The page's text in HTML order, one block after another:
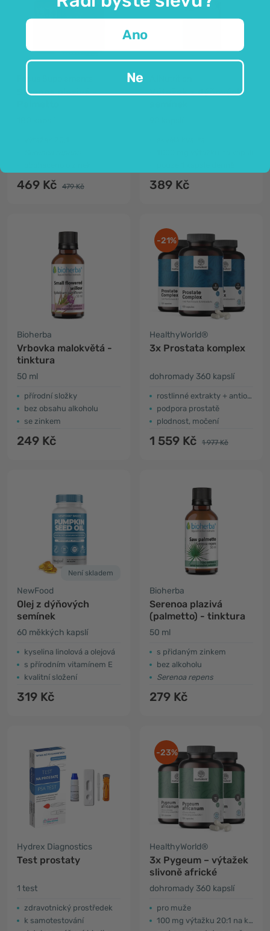
Serenoa plazivá -
469 Kč 479 Kč
Výtažek z dýňových
389 Kč
Bioherba
Vrbovka malokvětá -
tinktura
50 ml
přírodní složky
bez obsahu alkoholu
se zinkem
249 Kč
-21%
HealthyWorld®
3x Prostata komplex
dohromady 360 kapslí
rostlinné extrakty + antioxidanty
podpora prostatě
plodnost, močení
1 559 Kč 1 977 Kč
Není skladem
NewFood
Olej z dýňových
semínek
60 měkkých kapslí
kyselina linolová a olejová
s přírodním vitamínem E
kvalitní složení
319 Kč
Bioherba
Serenoa plazivá
(palmetto) - tinktura
50 ml
s přidaným zinkem
bez alkoholu
Serenoa repens
279 Kč
Hydrex Diagnostics
Test prostaty
1 test
zdravotnický prostředek
k samotestování
-23%
HealthyWorld®
3x Pygeum – výtažek
slivoně africké
dohromady 360 kapslí
pro muže
100 mg výtažku 20:1 na kapsli
Ano
Ne